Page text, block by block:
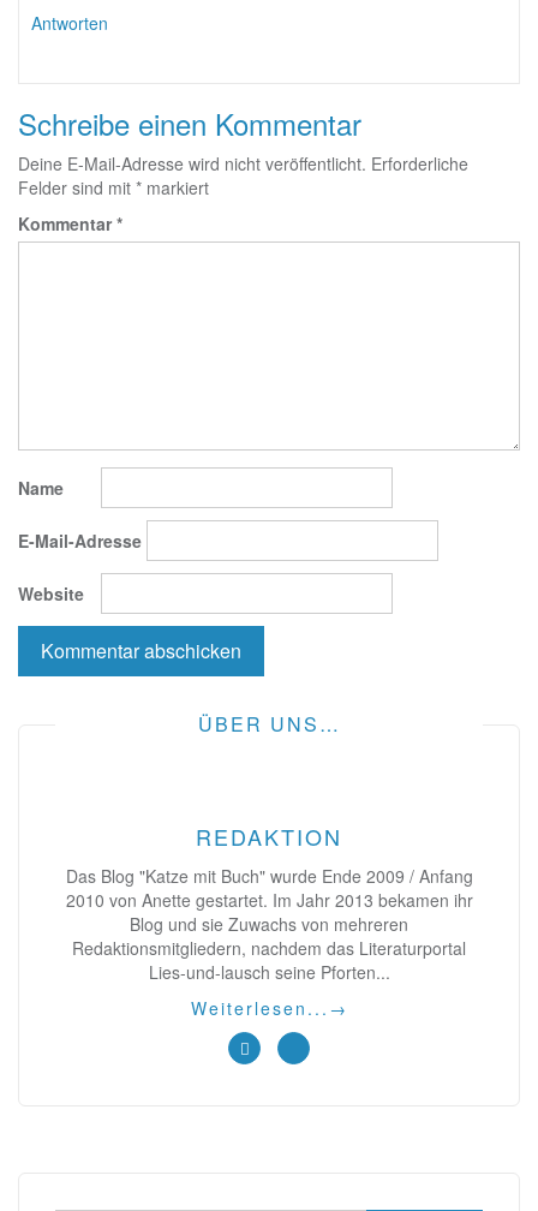
Antworten
Schreibe einen Kommentar
Deine E-Mail-Adresse wird nicht veröffentlicht. Erforderliche
Felder sind mit * markiert
Kommentar*
Name
E-Mail-Adresse
Website
ÜBER UNS…
REDAKTION
Das Blog "Katze mit Buch" wurde Ende 2009 / Anfang
2010 von Anette gestartet. Im Jahr 2013 bekamen ihr
Blog und sie Zuwachs von mehreren
Redaktionsmitgliedern, nachdem das Literaturportal
Lies-und-lausch seine Pforten...
Weiterlesen... →